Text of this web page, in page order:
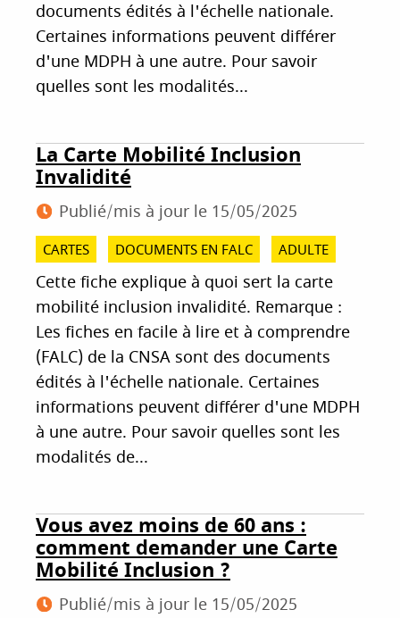
documents édités à l'échelle nationale.
Certaines informations peuvent différer
d'une MDPH à une autre. Pour savoir
quelles sont les modalités...
La Carte Mobilité Inclusion
Invalidité
Publié/mis à jour le 15/05/2025
CARTES DOCUMENTS EN FALC ADULTE
Cette fiche explique à quoi sert la carte
mobilité inclusion invalidité. Remarque :
Les fiches en facile à lire et à comprendre
(FALC) de la CNSA sont des documents
édités à l'échelle nationale. Certaines
informations peuvent différer d'une MDPH
à une autre. Pour savoir quelles sont les
modalités de...
Vous avez moins de 60 ans :
comment demander une Carte
Mobilité Inclusion ?
Publié/mis à jour le 15/05/2025